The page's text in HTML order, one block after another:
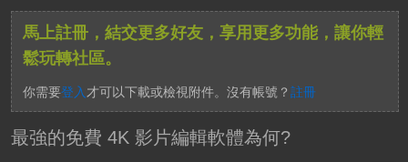
馬上註冊，結交更多好友，享用更多功能，讓你輕
鬆玩轉社區。
你需要登入 才可以下載或檢視附件。沒有帳號？ 註冊
最強的免費 4K 影片編輯軟體為何?